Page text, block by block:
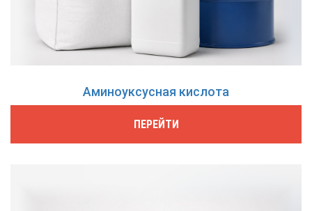
Аминоуксусная кислота
ПЕРЕЙТИ